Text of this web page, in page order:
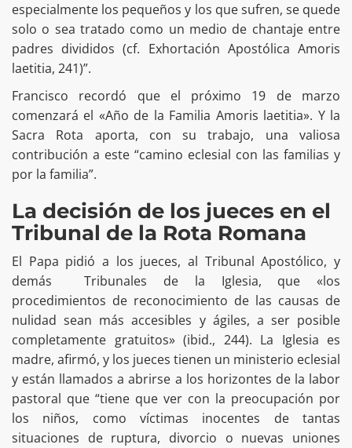
especialmente los pequeños y los que sufren, se quede
solo o sea tratado como un medio de chantaje entre
padres divididos (cf. Exhortación Apostólica Amoris
laetitia, 241)”.
Francisco recordó que el próximo 19 de marzo
comenzará el «Año de la Familia Amoris laetitia». Y la
Sacra Rota aporta, con su trabajo, una valiosa
contribución a este “camino eclesial con las familias y
por la familia”.
La decisión de los jueces en el
Tribunal de la Rota Romana
El Papa pidió a los jueces, al Tribunal Apostólico, y
demás Tribunales de la Iglesia, que «los
procedimientos de reconocimiento de las causas de
nulidad sean más accesibles y ágiles, a ser posible
completamente gratuitos» (ibid., 244). La Iglesia es
madre, afirmó, y los jueces tienen un ministerio eclesial
y están llamados a abrirse a los horizontes de la labor
pastoral que “tiene que ver con la preocupación por
los niños, como víctimas inocentes de tantas
situaciones de ruptura, divorcio o nuevas uniones